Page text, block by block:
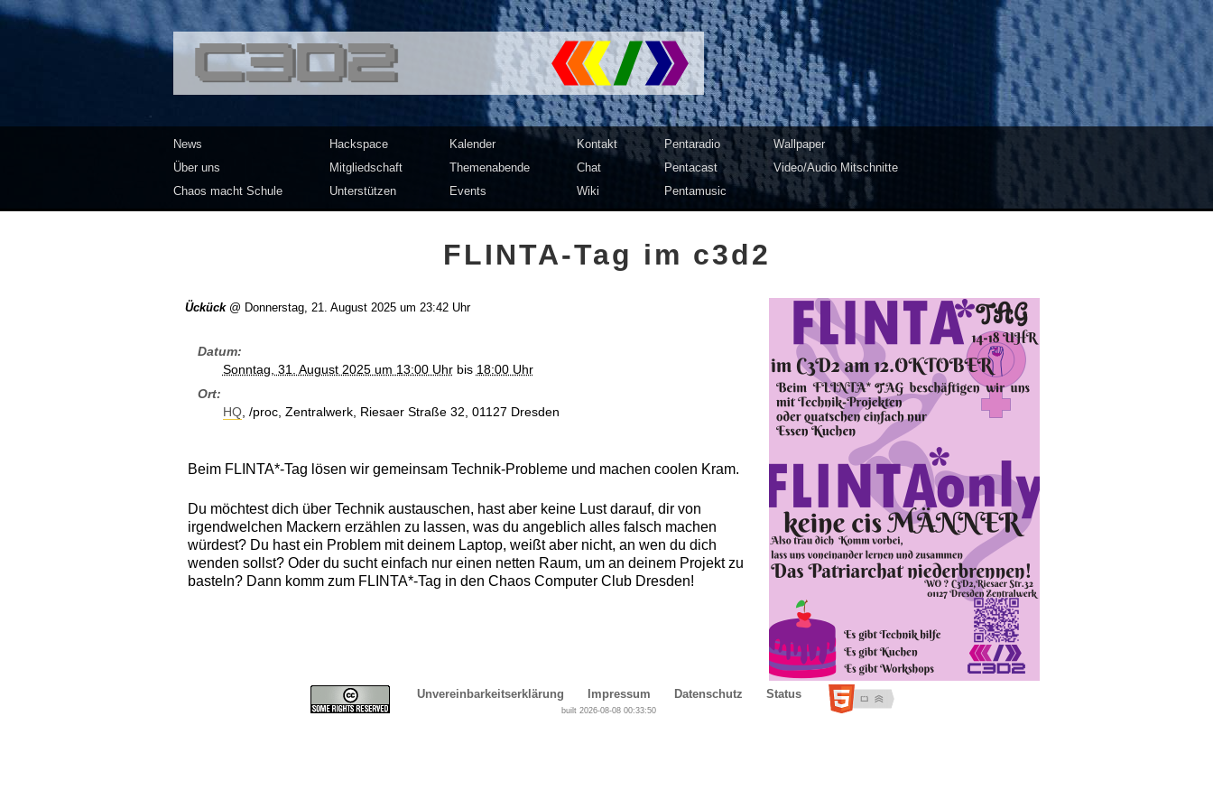
<<</>> Chaos Computer Club Dresden | c3d2
News
Über uns
Chaos macht Schule
Hackspace
Mitgliedschaft
Unterstützen
Kalender
Themenabende
Events
Kontakt
Chat
Wiki
Pentaradio
Pentacast
Pentamusic
Wallpaper
Video/Audio Mitschnitte
FLINTA-Tag im c3d2
Ückück@ Donnerstag, 21. August 2025 um 23:42 Uhr
Datum
Sonntag, 31. August 2025 um 13:00 Uhrbis 18:00 Uhr
Ort
HQ, /proc, Zentralwerk, Riesaer Straße 32, 01127 Dresden
Beim FLINTA*-Tag lösen wir gemeinsam Technik-Probleme und machen coolen Kram.
Du möchtest dich über Technik austauschen, hast aber keine Lust darauf, dir von
irgendwelchen Mackern erzählen zu lassen, was du angeblich alles falsch machen
würdest? Du hast ein Problem mit deinem Laptop, weißt aber nicht, an wen du dich
wenden sollst? Oder du sucht einfach nur einen netten Raum, um an deinem Projekt zu
basteln? Dann komm zum FLINTA*-Tag in den Chaos Computer Club Dresden!
Unvereinbarkeitserklärung Impressum Datenschutz Status
built 2026-08-08 00:33:50